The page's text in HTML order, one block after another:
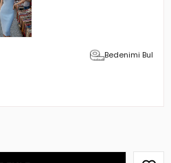
Bedenimi Bul